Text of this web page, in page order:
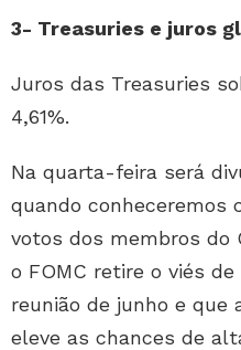
3- Treasuries e juros
Juros das Treasuries
4,61%.
Na quarta-feira será
quando conheceremos
votos dos membros do
o FOMC retire o viés
reunião de junho e que
eleve as chances de